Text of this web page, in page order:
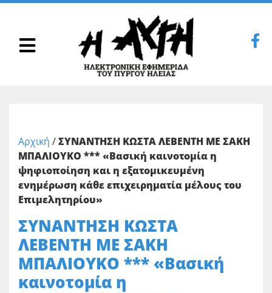
Αρχική /ΣΥΝΑΝΤΗΣΗ ΚΩΣΤΑ ΛΕΒΕΝΤΗ ΜΕ ΣΑΚΗ
ΜΠΑΛΙΟΥΚΟ *** «Βασική καινοτομία η
ψηφιοποίηση και η εξατομικευμένη
ενημέρωση κάθε επιχειρηματία μέλους του
Επιμελητηρίου»
ΣΥΝΑΝΤΗΣΗ ΚΩΣΤΑ
ΛΕΒΕΝΤΗ ΜΕ ΣΑΚΗ
ΜΠΑΛΙΟΥΚΟ *** «Βασική
καινοτομία η